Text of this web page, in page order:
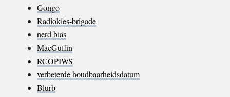
Gongo
Radiokies-brigade
nerd bias
MacGuffin
RCOPIWS
verbeterde houdbaarheidsdatum
Blurb